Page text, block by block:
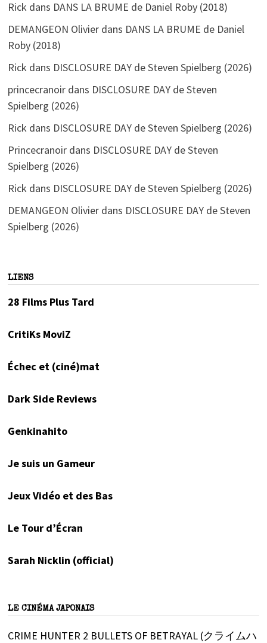
Rick dans DANS LA BRUME de Daniel Roby (2018)
DEMANGEON Olivierdans DANS LA BRUME de Daniel
Roby (2018)
Rick dans DISCLOSURE DAY de Steven Spielberg (2026)
princecranoirdans DISCLOSURE DAY de Steven
Spielberg (2026)
Rick dans DISCLOSURE DAY de Steven Spielberg (2026)
Princecranoirdans DISCLOSURE DAY de Steven
Spielberg (2026)
Rick dans DISCLOSURE DAY de Steven Spielberg (2026)
DEMANGEON Olivierdans DISCLOSURE DAY de Steven
Spielberg (2026)
LIENS
28 Films Plus Tard
CritiKs MoviZ
Échec et (ciné)mat
Dark Side Reviews
Genkinahito
Je suis un Gameur
Jeux Vidéo et des Bas
Le Tour d’Écran
Sarah Nicklin (official)
LE CINÉMA JAPONAIS
CRIME HUNTER 2 BULLETS OF BETRAYAL (クライムハ